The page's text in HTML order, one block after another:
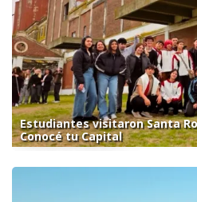
Estudiantes visitaron Santa
Conocé tu Capital